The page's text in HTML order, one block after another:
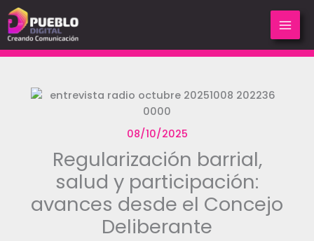
al
contenido
08/10/2025
Regularización barrial,
salud y participación:
avances desde el Concejo
Deliberante